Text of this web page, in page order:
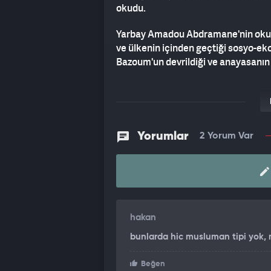
okudu.
Yarbay Amadou Abdramane'nin
ve ülkenin içinden geçtiği sosyo-
Bazoum'un devrildiği ve anayasanın
Cumhurbaşkanı Mohamed
unsurları tarafından alıkonulmuştu.
Halk, darbeyi engellemek için
görev yapan General Omar
aynı görevde bulunan Tchiani'yi
Yorumlar 2 Yorum Var
hakan
bunlarda hic musluman tipi yok,
Beğen